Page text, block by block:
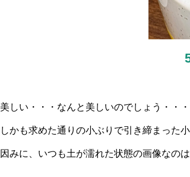
美しい・・・なんと美しいのでしょう・・・
しかも求めた通りの小ぶりで引き締まった
因みに、いつも土が濡れた状態の画像なの